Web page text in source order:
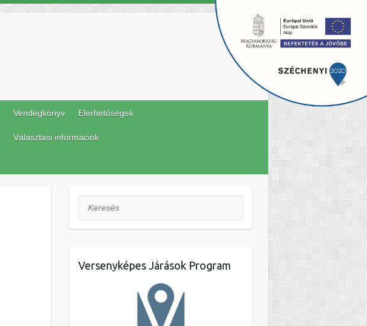
Vendégkönyv Elérhetőségek
Választási információk
Keresés
Versenyképes Járások Program